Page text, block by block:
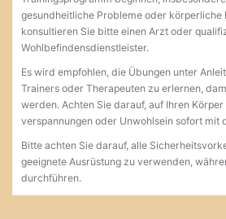
gesundheitliche Probleme oder körperliche
konsultieren Sie bitte einen Arzt oder
Wohlbefindensdienstleister.
Es wird empfohlen, die Übungen unter
Trainers oder Therapeuten zu erlernen,
werden. Achten Sie darauf, auf Ihren
verspannungen oder Unwohlsein sofort mit
Bitte achten Sie darauf, alle
geeignete Ausrüstung zu verwenden,
durchführen.